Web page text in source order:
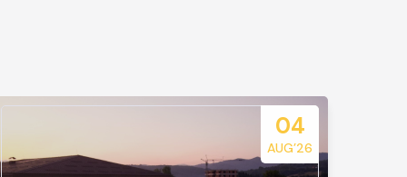
04
AUG’26